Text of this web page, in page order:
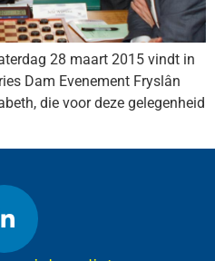
28 maart 2015 vindt in
Dam Evenement Fryslân
die voor deze gelegenheid